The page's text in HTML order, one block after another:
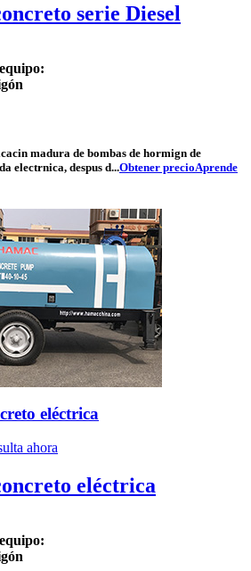
serie Diesel
madura de bombas de hormign de
electrnica, despus d...Obtener precioAprende
eléctrica
ahora
eléctrica